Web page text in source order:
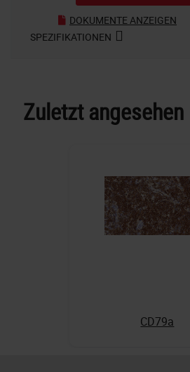
DOKUMENTE ANZEIGEN
SPEZIFIKATIONEN
Zuletzt angesehen
CD79a